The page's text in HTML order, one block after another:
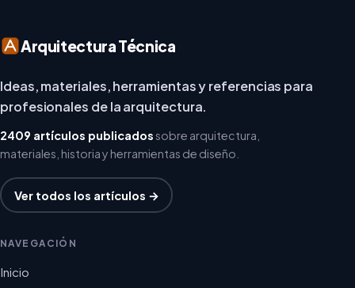
Arquitectura Técnica
Ideas, materiales, herramientas y referencias para
profesionales de la arquitectura.
2409 artículos publicadossobre arquitectura,
materiales, historia y herramientas de diseño.
Ver todos los artículos →
NAVEGACIÓN
Inicio